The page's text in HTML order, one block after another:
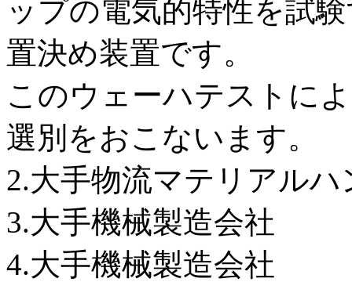
ップの電気的特性を試
置決め装置です。
このウェーハテストに
選別をおこないます。
2.大手物流マテリアル
3.大手機械製造会社
4.大手機械製造会社